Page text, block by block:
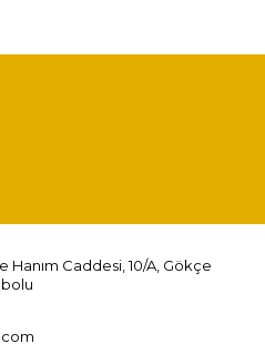
Hanım Caddesi, 10/A, Gökçe